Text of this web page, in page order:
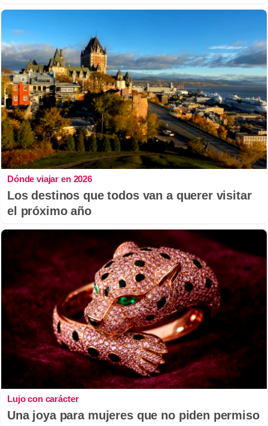
Dónde viajar en 2026
Los destinos que todos van a querer visitar
el próximo año
Lujo con carácter
Una joya para mujeres que no piden permiso